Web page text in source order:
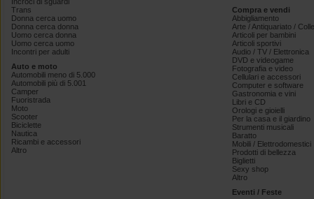
Trans
Donna cerca uomo
Donna cerca donna
Uomo cerca donna
Uomo cerca uomo
Incontri per adulti
Auto e moto
Automobili meno di 5.000
Automobili più di 5.001
Camper
Fuoristrada
Moto
Scooter
Biciclette
Nautica
Ricambi e accessori
Altro
Compra e vendi
Abbigliamento
Arte / Antiquariato /
Articoli per bambini
Articoli sportivi
Audio / TV / Elettronica
DVD e videogame
Fotografia e video
Cellulari e accessori
Computer e software
Gastronomia e vini
Libri e CD
Orologi e gioielli
Per la casa e il giardino
Strumenti musicali
Baratto
Mobili / Elettrodomestici
Prodotti di bellezza
Biglietti
Sexy shop
Altro
Eventi / Feste